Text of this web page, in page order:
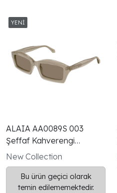
ALAIA AA0089S 003
Şeffaf Kahverengi
Dikdörtgen Kadın Güneş
Gözlüğü
New Collection
Bu ürün geçici olarak
temin edilememektedir.